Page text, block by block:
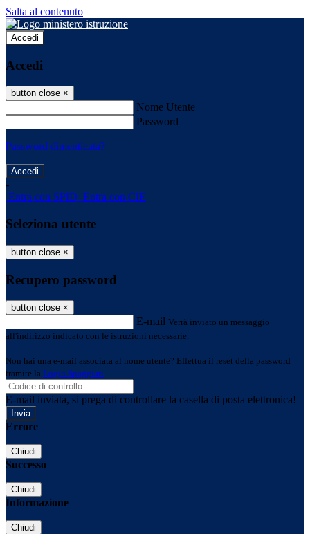
Salta al contenuto
Accedi
Accedi
button close ×
Nome Utente
Password
Password dimenticata?
-
Entra con SPID Entra con CIE
Seleziona utente
button close ×
Recupero password
button close ×
E-mail Verrà inviato un messaggio
all'indirizzo indicato con le istruzioni necessarie.
Non hai una e-mail associata al nome utente? Effettua il reset della password
tramite la Login Spaggiari
E-mail inviata, si prega di controllare la casella di posta elettronica!
Errore
Chiudi
Successo
Chiudi
Informazione
Chiudi